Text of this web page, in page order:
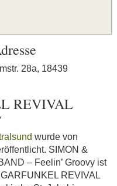
28a, 18439
REVIVAL
wurde von
SIMON &
– Feelin’ Groovy ist
REVIVAL